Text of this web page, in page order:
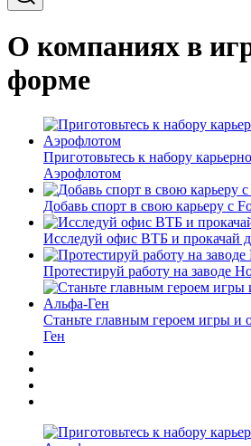
О компаниях в
форме
Приготовьтесь к набору
Аэрофлотом
Добавь спорт в свою карьеру с
Исследуй офис ВТБ и прокачай
Протестируй работу на заводе
Станьте главным героем игры и
Ген